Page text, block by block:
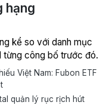
hạng
kể so với danh mục
từng công bố trước đó.
Việt Nam: Fubon ETF
quản lý rục rịch hút